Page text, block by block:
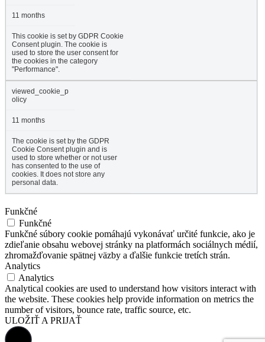
11 months
This cookie is set by GDPR Cookie
Consent plugin. The cookie is
used to store the user consent for
the cookies in the category
"Performance".
viewed_cookie_p
olicy
11 months
The cookie is set by the GDPR
Cookie Consent plugin and is
used to store whether or not user
has consented to the use of
cookies. It does not store any
personal data.
Funkčné
Funkčné
Funkčné súbory cookie pomáhajú vykonávať určité funkcie, ako je
zdieľanie obsahu webovej stránky na platformách sociálnych médií,
zhromažďovanie spätnej väzby a ďalšie funkcie tretích strán.
Analytics
Analytics
Analytical cookies are used to understand how visitors interact with
the website. These cookies help provide information on metrics the
number of visitors, bounce rate, traffic source, etc.
ULOŽIŤ A PRIJAŤ